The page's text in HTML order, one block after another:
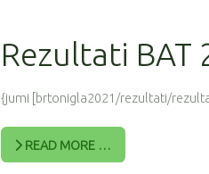
Rezultati BAT
{jumi [brtonigla2021/rezultati/
READ MORE …